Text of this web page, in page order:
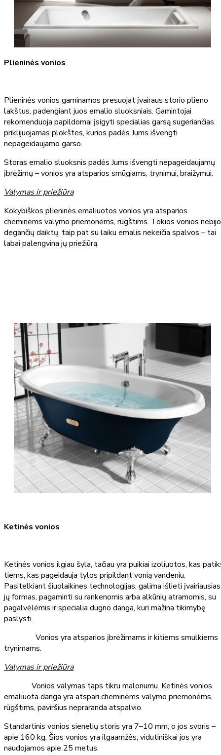
Plieninės vonios
Plieninės vonios gaminamos presuojat įvairaus storio plieno
lakštus, padengiant juos emalio sluoksniais. Gamintojai
rekomenduoja papildomai įsigyti specialias garsą sugeriančias
priklijuojamas plokštes, kurios padės Jums išvengti
nepageidaujamo garso.
Storas emalio sluoksnis padės Jums išvengti nepageidaujamų
įbrėžimų – vonios yra atsparios smūgiams, trynimui, braižymui.
Valymas ir priežiūra
Kokybiškos plieninės emaliuotos vonios yra atsparios
cheminėms valymo priemonėms, rūgštims. Tokios vonios nebijo
degančių daiktų, taip pat su laiku emalis nekeičia spalvos – tai
labai palengvina jų priežiūrą.
Ketinės vonios
Ketinės vonios ilgiau šyla, tačiau yra puikiai izoliuotos, kas
tiems, kas pageidauja tylos pripildant vonią vandeniu.
Pasitelkiant šiuolaikines technologijas, galima išlieti įvairiausias
jų formas, pagaminti su rankenomis arba alkūnių atramomis, su
pagalvėlėmis ir specialia dugno danga, kuri mažina tikimybę
paslysti.
Vonios yra atsparios įbrėžimams ir kitiems smulkiems
trynimams.
Valymas ir priežiūra
Vonios valymas taps tikru malonumu. Ketinės vonios
emaliuota danga yra atspari cheminėms valymo priemonėms,
rūgštims, paviršius nepraranda atspalvio.
Standartinis vonios sienelių storis yra 7–10 mm, o jos svoris –
apie 160 kg. Šios vonios yra ilgaamžės, vidutiniškai jos yra
naudojamos apie 25 metus.